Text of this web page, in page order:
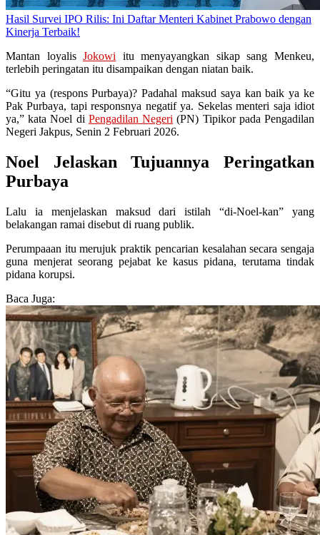
Hasil Survei IPO Rilis: Ini Daftar Menteri Kabinet Prabowo dengan
Kinerja Terbaik!
Mantan loyalisJokowi itu menyayangkan sikap sang Menkeu,
terlebih peringatan itu disampaikan dengan niatan baik.
“Gitu ya (respons Purbaya)? Padahal maksud saya kan baik ya ke
Pak Purbaya, tapi responsnya negatif ya. Sekelas menteri saja idiot
ya,” kata Noel di Pengadilan Negeri (PN) Tipikor pada Pengadilan
Negeri Jakpus, Senin 2 Februari 2026.
Noel Jelaskan Tujuannya Peringatkan
Purbaya
Lalu ia menjelaskan maksud dari istilah “di-Noel-kan” yang
belakangan ramai disebut di ruang publik.
Perumpaaan itu merujuk praktik pencarian kesalahan secara sengaja
guna menjerat seorang pejabat ke kasus pidana, terutama tindak
pidana korupsi.
Baca Juga: